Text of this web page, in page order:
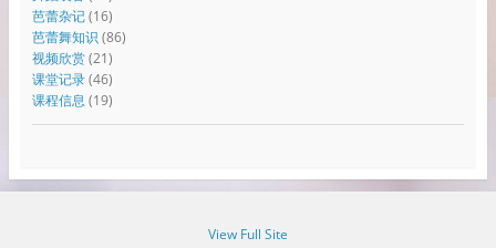
芭蕾杂记(16)
芭蕾舞知识 (86)
视频欣赏(21)
课堂记录(46)
课程信息 (19)
View Full Site